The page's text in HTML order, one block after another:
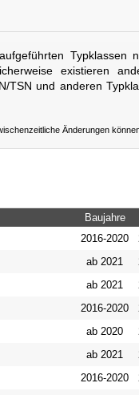
Typklassen
existieren
TSN und anderen
Änderungen
Baujahre
2016-2020
ab 2021
ab 2021
2016-2020
ab 2020
ab 2021
2016-2020